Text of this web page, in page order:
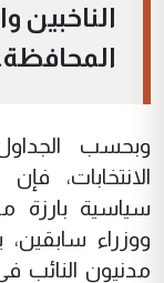
الناخبين
وبحسب
سياسية بارزة
ووزراء
مدنيون النائب